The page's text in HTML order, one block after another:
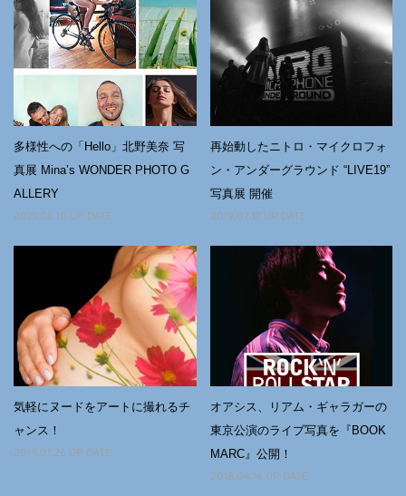
多様性への「Hello」北野美奈 写
真展 Mina’s WONDER PHOTO G
ALLERY
2021.06.10 UP DATE
再始動したニトロ・マイクロフォ
ン・アンダーグラウンド “LIVE19”
写真展 開催
2019.07.17 UP DATE
気軽にヌードをアートに撮れるチ
ャンス！
2019.01.26 UP DATE
オアシス、リアム・ギャラガーの
東京公演のライブ写真を『BOOK
MARC』公開！
2018.04.16 UP DATE